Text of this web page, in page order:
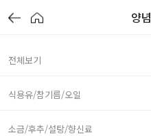
양
전체보기
식용유/참기름/오일
소금/후추/설탕/향신료